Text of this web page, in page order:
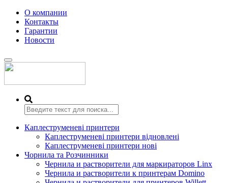
О компании
Контакты
Гарантии
Новости
Переключить
навигацию
Каплеструменеві принтери
Каплеструменеві принтери відновлені
Каплеструменеві принтери нові
Чорнила та Розчинники
Чернила и растворители для маркираторов Linx
Чернила и растворители к принтерам Domino